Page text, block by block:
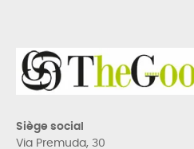
Siège social
Via Premuda, 30